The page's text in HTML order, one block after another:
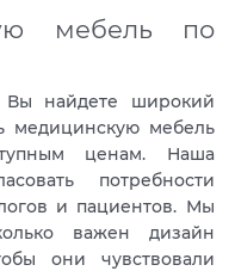
мебель по
Вы найдете широкий
медицинскую мебель
ценам. Наша
потребности
и пациентов. Мы
важен дизайн
они чувствовали